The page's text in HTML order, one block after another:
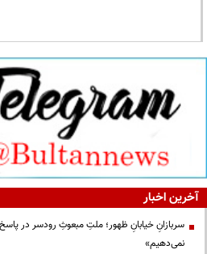
آخرین اخبار
سربازانِ خیابانِ ظهور؛ ملتِ مبعوثِ رودسر در پاسخ
نمی‌دهیم»